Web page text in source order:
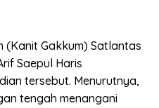
(Kanit Gakkum) Satlantas
Saepul Haris
tersebut. Menurutnya,
tengah menangani